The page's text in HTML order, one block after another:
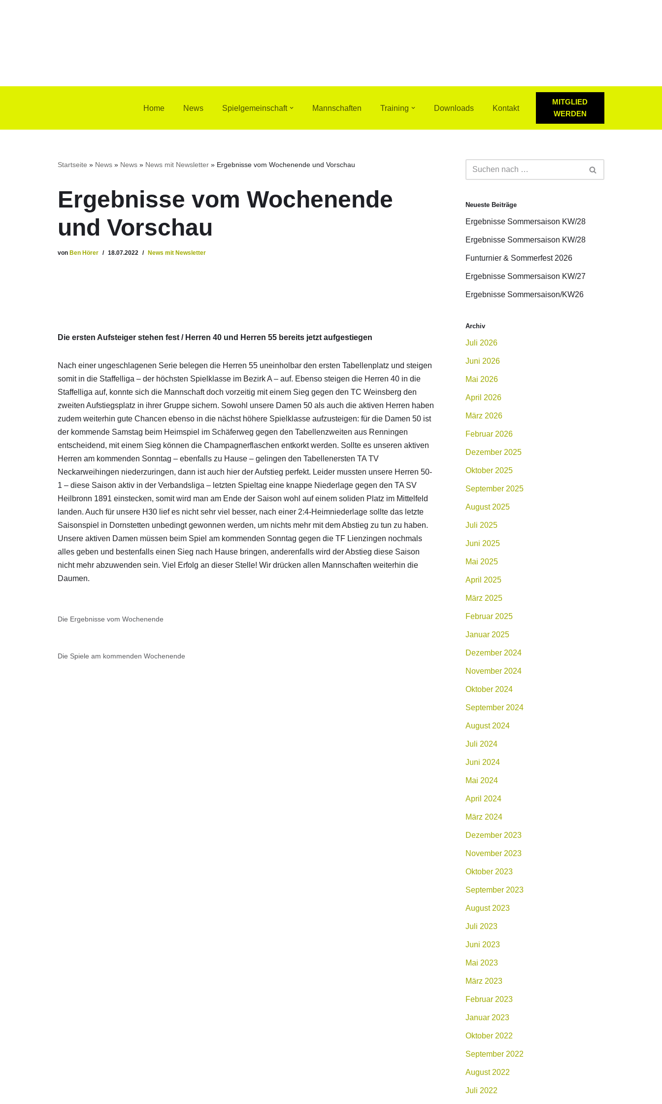
Home News Spielgemeinschaft Mannschaften Training Downloads Kontakt
MITGLIED
WERDEN
Startseite » News » News » News mit Newsletter » Ergebnisse vom Wochenende und Vorschau
Ergebnisse vom Wochenende
und Vorschau
von Ben Hörer 18.07.2022 News mit Newsletter
Die ersten Aufsteiger stehen fest / Herren 40 und Herren 55 bereits jetzt aufgestiegen
Nach einer ungeschlagenen Serie belegen die Herren 55 uneinholbar den ersten Tabellenplatz und steigen
somit in die Staffelliga – der höchsten Spielklasse im Bezirk A – auf. Ebenso steigen die Herren 40 in die
Staffelliga auf, konnte sich die Mannschaft doch vorzeitig mit einem Sieg gegen den TC Weinsberg den
zweiten Aufstiegsplatz in ihrer Gruppe sichern. Sowohl unsere Damen 50 als auch die aktiven Herren haben
zudem weiterhin gute Chancen ebenso in die nächst höhere Spielklasse aufzusteigen: für die Damen 50 ist
der kommende Samstag beim Heimspiel im Schäferweg gegen den Tabellenzweiten aus Renningen
entscheidend, mit einem Sieg können die Champagnerflaschen entkorkt werden. Sollte es unseren aktiven
Herren am kommenden Sonntag – ebenfalls zu Hause – gelingen den Tabellenersten TA TV
Neckarweihingen niederzuringen, dann ist auch hier der Aufstieg perfekt. Leider mussten unsere Herren 50-
1 – diese Saison aktiv in der Verbandsliga – letzten Spieltag eine knappe Niederlage gegen den TA SV
Heilbronn 1891 einstecken, somit wird man am Ende der Saison wohl auf einem soliden Platz im Mittelfeld
landen. Auch für unsere H30 lief es nicht sehr viel besser, nach einer 2:4-Heimniederlage sollte das letzte
Saisonspiel in Dornstetten unbedingt gewonnen werden, um nichts mehr mit dem Abstieg zu tun zu haben.
Unsere aktiven Damen müssen beim Spiel am kommenden Sonntag gegen die TF Lienzingen nochmals
alles geben und bestenfalls einen Sieg nach Hause bringen, anderenfalls wird der Abstieg diese Saison
nicht mehr abzuwenden sein. Viel Erfolg an dieser Stelle! Wir drücken allen Mannschaften weiterhin die
Daumen.
Die Ergebnisse vom Wochenende
Die Spiele am kommenden Wochenende
Neueste Beiträge
Ergebnisse Sommersaison KW/28
Ergebnisse Sommersaison KW/28
Funturnier & Sommerfest 2026
Ergebnisse Sommersaison KW/27
Ergebnisse Sommersaison/KW26
Archiv
Juli 2026
Juni 2026
Mai 2026
April 2026
März 2026
Februar 2026
Dezember 2025
Oktober 2025
September 2025
August 2025
Juli 2025
Juni 2025
Mai 2025
April 2025
März 2025
Februar 2025
Januar 2025
Dezember 2024
November 2024
Oktober 2024
September 2024
August 2024
Juli 2024
Juni 2024
Mai 2024
April 2024
März 2024
Dezember 2023
November 2023
Oktober 2023
September 2023
August 2023
Juli 2023
Juni 2023
Mai 2023
März 2023
Februar 2023
Januar 2023
Oktober 2022
September 2022
August 2022
Juli 2022